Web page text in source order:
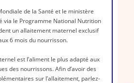
de la Santé et le ministère
via le Programme National Nutrition
un allaitement maternel exclusif
6 mois du nourrisson.
est l’aliment le plus adapté aux
des nourrissons. Afin d’avoir des
sur l’allaitement, parlez-